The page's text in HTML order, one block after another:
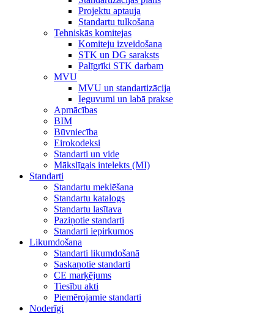
Projektu aptauja
Standartu tulkošana
Tehniskās komitejas
Komiteju izveidošana
STK un DG saraksts
Palīgrīki STK darbam
MVU
MVU un standartizācija
Ieguvumi un labā prakse
Apmācības
BIM
Būvniecība
Eirokodeksi
Standarti un vide
Mākslīgais intelekts (MI)
Standarti
Standartu meklēšana
Standartu katalogs
Standartu lasītava
Paziņotie standarti
Standarti iepirkumos
Likumdošana
Standarti likumdošanā
Saskaņotie standarti
CE marķējums
Tiesību akti
Piemērojamie standarti
Noderīgi